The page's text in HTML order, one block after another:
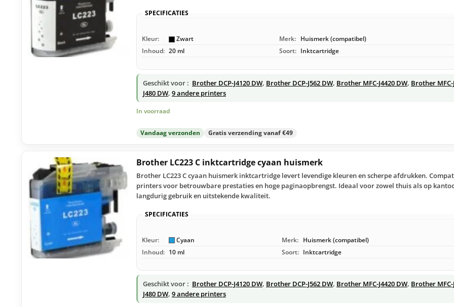
SPECIFICATIES
Kleur: Zwart Merk: Huismerk (compatibel)
Inhoud: 20 ml Soort: Inktcartridge
Geschikt voor : Brother DCP-J4120 DW, Brother DCP-J562 DW, Brother MFC-J4420 DW, Brother MFC-
J480 DW, 9 andere printers
In voorraad
Vandaag verzonden Gratis verzending vanaf €49
Brother LC223 C inktcartridge cyaan huismerk
Brother LC223 C cyaan huismerk inktcartridge levert levendige kleuren en scherpe afdrukken.
printers voor betrouwbare prestaties en hoge paginaopbrengst. Ideaal voor zowel thuis als op
langdurig gebruik en uitstekende kwaliteit.
SPECIFICATIES
Kleur: Cyaan Merk: Huismerk (compatibel)
Inhoud: 10 ml Soort: Inktcartridge
Geschikt voor : Brother DCP-J4120 DW, Brother DCP-J562 DW, Brother MFC-J4420 DW, Brother MFC-
J480 DW, 9 andere printers